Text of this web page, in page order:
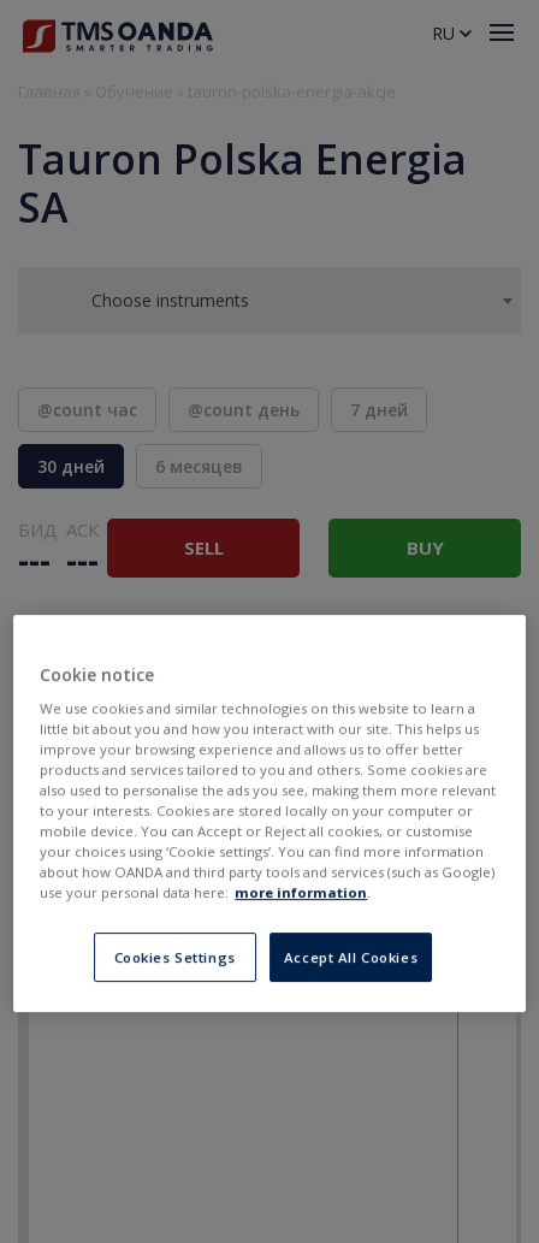
Tauron Polska Energia
SA
Choose instruments
@count час @count день 7 дней
30 дней 6 месяцев
БИД
---
АСК
--- SELL BUY
RU
Cookie notice
We use cookies and similar technologies on this website to learn a
little bit about you and how you interact with our site. This helps us
improve your browsing experience and allows us to offer better
products and services tailored to you and others. Some cookies are
also used to personalise the ads you see, making them more relevant
to your interests. Cookies are stored locally on your computer or
mobile device. You can Accept or Reject all cookies, or customise
your choices using ‘Cookie settings’. You can find more information
about how OANDA and third party tools and services (such as Google)
use your personal data here: more information.
Cookies Settings Accept All Cookies